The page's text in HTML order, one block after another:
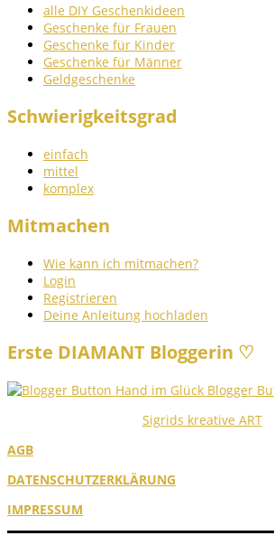
alle DIY Geschenkideen
Geschenke für Frauen
Geschenke für Kinder
Geschenke für Männer
Geldgeschenke
Schwierigkeitsgrad
einfach
mittel
komplex
Mitmachen
Wie kann ich mitmachen?
Login
Registrieren
Deine Anleitung hochladen
Erste DIAMANT Bloggerin ♡
Sigrids kreative ART
AGB
DATENSCHUTZERKLÄRUNG
IMPRESSUM